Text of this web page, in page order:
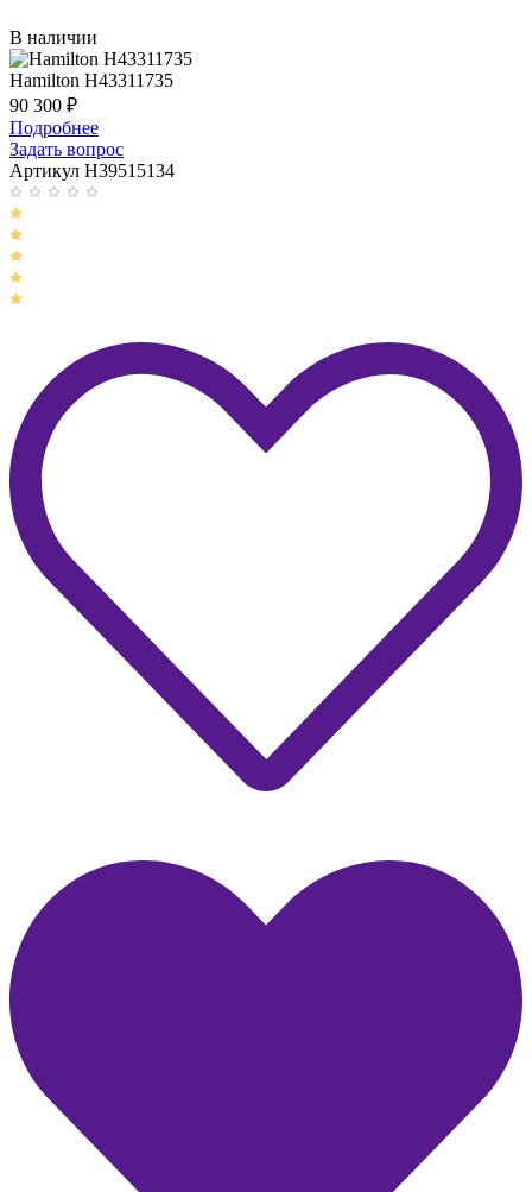
В наличии
Hamilton H43311735
90 300 ₽
Подробнее
Задать вопрос
Артикул H39515134